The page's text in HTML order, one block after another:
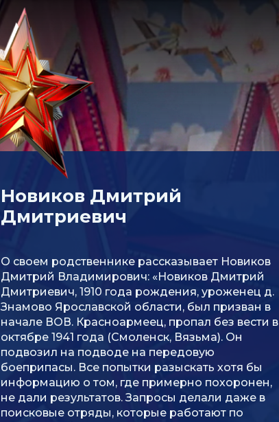
Новиков Дмитрий
Дмитриевич
О своем родственнике рассказывает Новиков
Дмитрий Владимирович: «Новиков Дмитрий
Дмитриевич, 1910 года рождения, уроженец д.
Знамово Ярославской области, был призван в
начале ВОВ. Красноармеец, пропал без вести в
октябре 1941 года (Смоленск, Вязьма). Он
подвозил на подводе на передовую
боеприпасы. Все попытки разыскать хотя бы
информацию о том, где примерно похоронен,
не дали результатов. Запросы делали даже в
поисковые отряды, которые работают по